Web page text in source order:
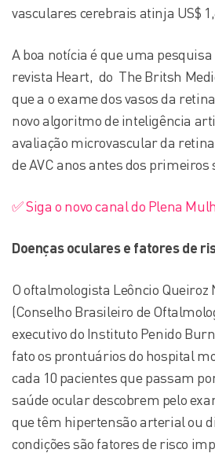
vasculares cerebrais atinja US$
A boa notícia é que uma
revista Heart, do The Britsh
que a o exame dos vasos da
novo algoritmo de inteligência
avaliação microvascular da
de AVC anos antes dos primeiros
✅ Siga o novo canal do Plena
Doenças oculares e fatores de
O oftalmologista Leôncio Queiroz
(Conselho Brasileiro de
executivo do Instituto Penido
fato os prontuários do hospital
cada 10 pacientes que passam
saúde ocular descobrem pelo
que têm hipertensão arterial ou
condições são fatores de risco